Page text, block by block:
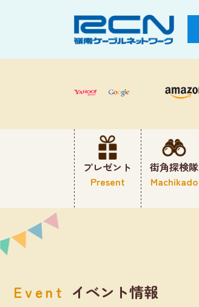
プレゼント
Present
街角探検隊
Machikado
Event イベント情報